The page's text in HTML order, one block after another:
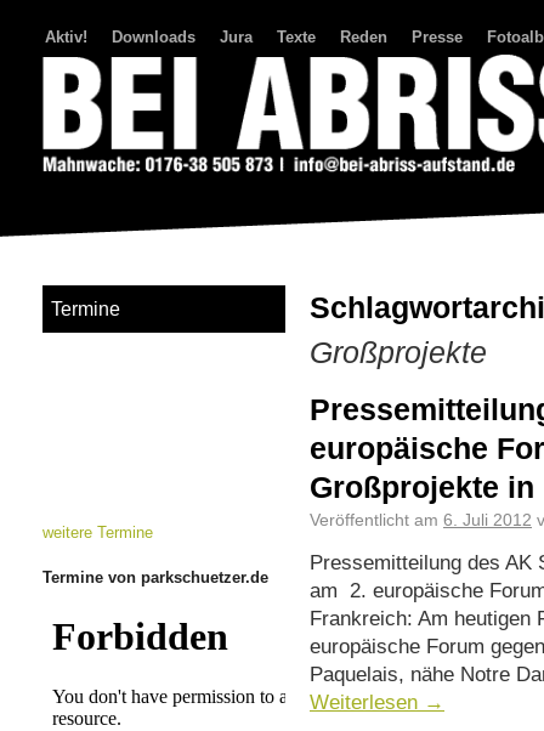
Aktiv! Downloads Jura Texte Reden Presse
Großprojekte
europäische
Großprojekte
Veröffentlicht am 6. Juli 2012
Pressemitteilung des AK
am 2. europäische
Frankreich: Am heutigen
europäische Forum
Paquelais, nähe Notre
Weiterlesen →
Termine
weitere Termine
Termine von parkschuetzer.de